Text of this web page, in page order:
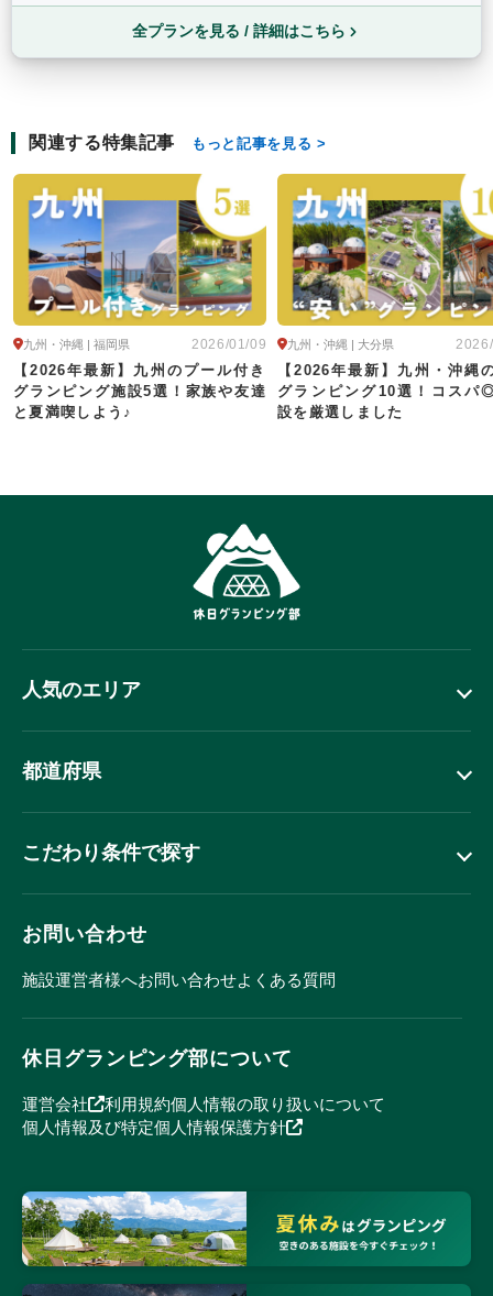
全プランを見る / 詳細はこちら
関連する特集記事 もっと記事を見る
2026/01/09
九州・沖縄 | 福岡県
【2026年最新】九州のプール付き
グランピング施設5選！家族や友達
と夏満喫しよう♪
九州・沖縄 | 大分県
【2026年最新】九州・沖縄
グランピング10選！コスパ
設を厳選しました
人気のエリア
都道府県
こだわり条件で探す
お問い合わせ
施設運営者様へお問い合わせよくある質問
休日グランピング部について
運営会社 利用規約個人情報の取り扱いについて
個人情報及び特定個人情報保護方針